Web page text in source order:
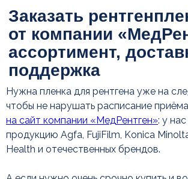
Нужна пленка для рентгена уже на
чтобы не нарушать расписание
на сайт компании «МедРентген»: у
продукцию Agfa, FujiFilm, Konica
Health и отечественных брендов.
Задать вопрос
Читайте также